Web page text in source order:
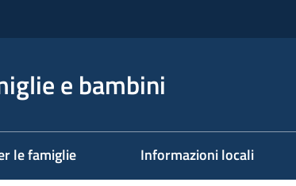
e bambini
le famiglie Informazioni locali